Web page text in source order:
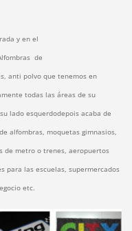
y en el
de
anti polvoque tenemos en
todas las áreas de su
lado esquerdodepois acaba de
alfombras, moquetas gimnasios,
de metro o trenes, aeropuertos
para las escuelas, supermercados
etc.